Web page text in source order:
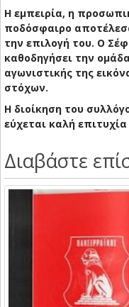
Η εμπειρία, η
ποδόσφαιρο
την επιλογή του. Ο
καθοδηγήσει την
αγωνιστικής της
στόχων.
Η διοίκηση του
εύχεται καλή
Διαβάστε